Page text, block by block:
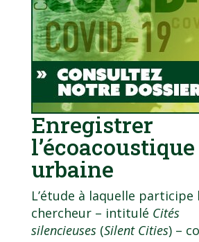
Enregistrer
l’écoacoustique
urbaine
L’étude à laquelle participe
chercheur – intitulé Cités
silencieuses(Silent Cities) –